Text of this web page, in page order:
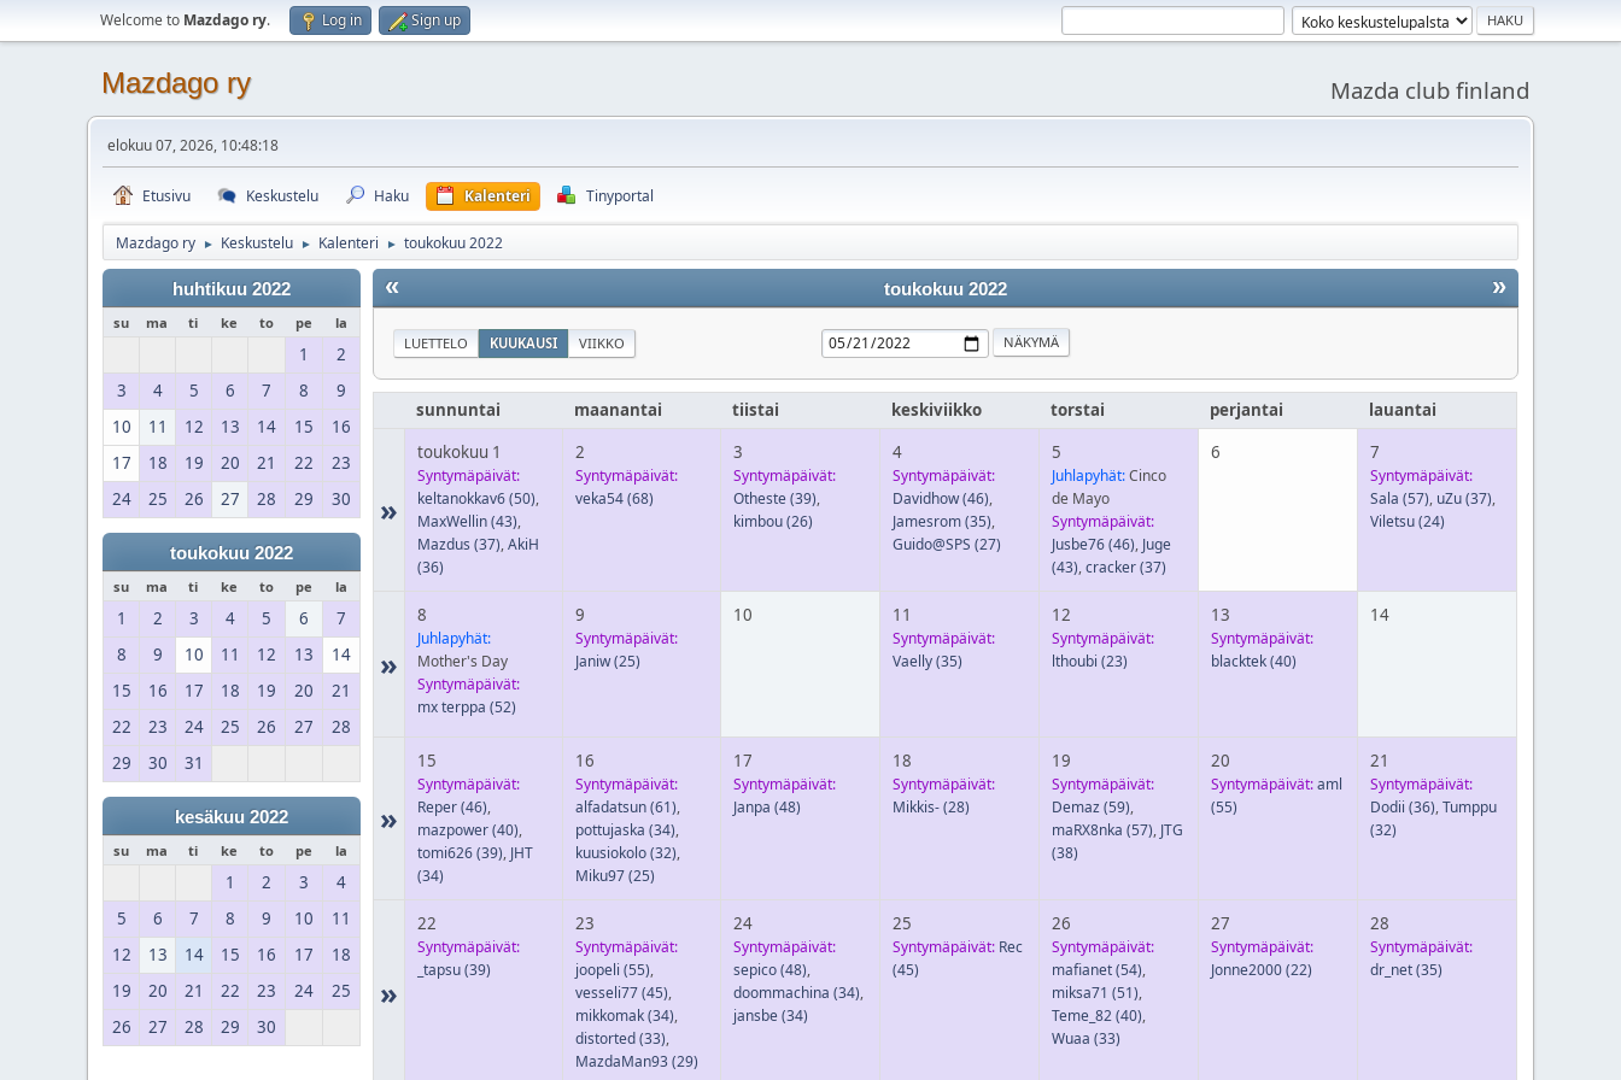
Welcome to Mazdago ry. Log in Sign up
Mazdago ry Mazda club finland
elokuu 07, 2026, 10:48:18
Etusivu Keskustelu Haku Kalenteri Tinyportal
Mazdago ry ► Keskustelu ► Kalenteri ► toukokuu 2022
huhtikuu 2022
su ma ti ke to pe la
1
2
3
4 5 6 7 8
9
10
11 12 13 14 15
16
17
18 19 20 21 22
23
24
25 26 27 28 29 30
toukokuu 2022
su ma ti ke to pe la
1 2 3 4 5 6
7
8
9 10 11 12 13
14
15
16 17 18 19 20
21
22
23 24 25 26 27
28
29
30 31
kesäkuu 2022
su ma ti ke to pe la
1 2 3
4
5
6 7 8 9 10
11
12
13 14 15 16 17
18
19
20 21 22 23 24
25
26
27 28 29 30
« »
toukokuu 2022
LUETTELO KUUKAUSI VIIKKO
sunnuntai maanantai tiistai keskiviikko torstai perjantai lauantai
»
toukokuu 1
Syntymäpäivät:
keltanokkav6(50),
MaxWellin(43),
Mazdus (37),AkiH
(36)
2
Syntymäpäivät:
veka54(68)
3
Syntymäpäivät:
Otheste(39),
kimbou(26)
4
Syntymäpäivät:
Davidhow(46),
Jamesrom(35),
Guido@SPS (27)
5
Juhlapyhät:Cinco
de Mayo
Syntymäpäivät:
Jusbe76(46), Juge
(43),cracker(37)
6 7
Syntymäpäivät:
Sala (57), uZu(37),
Viletsu(24)
»
8
Juhlapyhät:
Mother's Day
Syntymäpäivät:
mx terppa (52)
9
Syntymäpäivät:
Janiw(25)
10 11
Syntymäpäivät:
Vaelly(35)
12
Syntymäpäivät:
lthoubi (23)
13
Syntymäpäivät:
blacktek(40)
14
»
15
Syntymäpäivät:
Reper(46),
mazpower(40),
tomi626(39), JHT
(34)
16
Syntymäpäivät:
alfadatsun(61),
pottujaska (34),
kuusiokolo(32),
Miku97(25)
17
Syntymäpäivät:
Janpa (48)
18
Syntymäpäivät:
Mikkis-(28)
19
Syntymäpäivät:
Demaz(59),
maRX8nka (57), JTG
(38)
20
Syntymäpäivät:aml
(55)
21
Syntymäpäivät:
Dodii (36),Tumppu
(32)
»
22
Syntymäpäivät:
_tapsu(39)
23
Syntymäpäivät:
joopeli (55),
vesseli77(45),
mikkomak(34),
distorted(33),
MazdaMan93(29)
24
Syntymäpäivät:
sepico(48),
doommachina (34),
jansbe(34)
25
Syntymäpäivät: Rec
(45)
26
Syntymäpäivät:
mafianet(54),
miksa71 (51),
Teme_82(40),
Wuaa (33)
27
Syntymäpäivät:
Jonne2000(22)
28
Syntymäpäivät:
dr_net(35)